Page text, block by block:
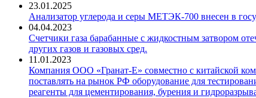
23.01.2025
Анализатор углерода и серы МЕТЭК-700 внесен в
04.04.2023
Счетчики газа барабанные с жидкостным затвором
других газов и газовых сред.
11.01.2023
Компания ООО «Гранат-Е» совместно с китайской
поставлять на рынок РФ оборудование для
реагенты для цементирования, бурения и